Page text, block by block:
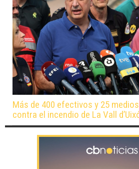
Más de 400 efectivos y 25
contra el incendio de La Vall